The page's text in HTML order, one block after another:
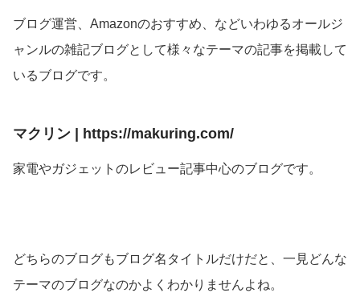
ブログ運営、Amazonのおすすめ、などいわゆるオールジ
ャンルの雑記ブログとして様々なテーマの記事を掲載して
いるブログです。
マクリン | https://makuring.com/
家電やガジェットのレビュー記事中心のブログです。
どちらのブログもブログ名タイトルだけだと、一見どんな
テーマのブログなのかよくわかりませんよね。